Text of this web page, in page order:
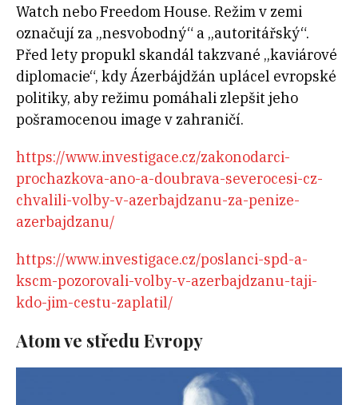
Watch nebo Freedom House. Režim v zemi
označují za „nesvobodný“ a „autoritářský“.
Před lety propukl skandál takzvané „kaviárové
diplomacie“, kdy Ázerbájdžán uplácel evropské
politiky, aby režimu pomáhali zlepšit jeho
pošramocenou image v zahraničí.
https://www.investigace.cz/zakonodarci-
prochazkova-ano-a-doubrava-severocesi-cz-
chvalili-volby-v-azerbajdzanu-za-penize-
azerbajdzanu/
https://www.investigace.cz/poslanci-spd-a-
kscm-pozorovali-volby-v-azerbajdzanu-taji-
kdo-jim-cestu-zaplatil/
Atom ve středu Evropy